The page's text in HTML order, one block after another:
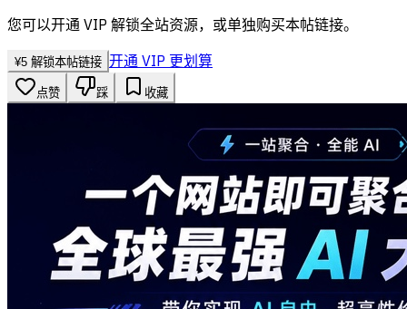
您可以开通 VIP 解锁全站资源，或单独购买本帖链接。
¥5 解锁本帖链接 开通 VIP 更划算
点赞 踩 收藏